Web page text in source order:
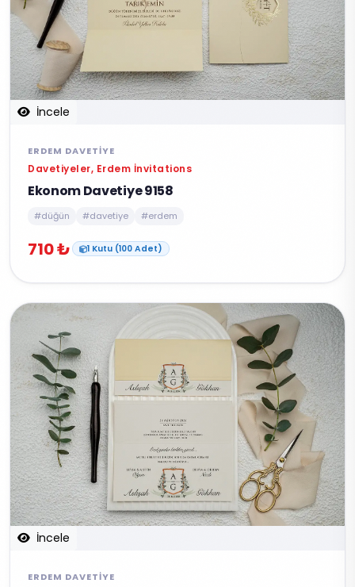
İncele
ERDEM DAVETIYE
Davetiyeler, Erdem İnvitations
Ekonom Davetiye 9158
#düğün #davetiye #erdem
710 ₺ 1 Kutu (100 Adet)
İncele
ERDEM DAVETIYE